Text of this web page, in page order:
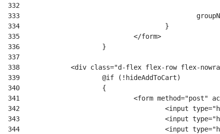
332
333
334
335
336
337
338
339
340
341
342
343
344